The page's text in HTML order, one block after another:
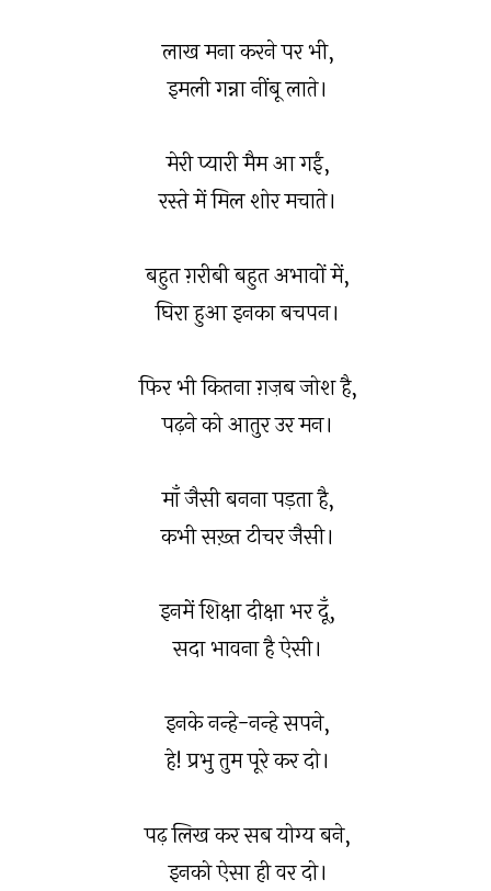
लाख मना करने पर भी,
इमली गन्ना नींबू लाते।
मेरी प्यारी मैम आ गईं,
रस्ते में मिल शोर मचाते।
बहुत ग़रीबी बहुत अभावों में,
घिरा हुआ इनका बचपन।
फिर भी कितना ग़ज़ब जोश है,
पढ़ने को आतुर उर मन।
माँ जैसी बनना पड़ता है,
कभी सख़्त टीचर जैसी।
इनमें शिक्षा दीक्षा भर दूँ,
सदा भावना है ऐसी।
इनके नन्हे-नन्हे सपने,
हे! प्रभु तुम पूरे कर दो।
पढ़ लिख कर सब योग्य बने,
इनको ऐसा ही वर दो।